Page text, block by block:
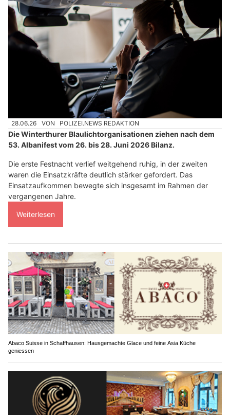
28.06.26 VON POLIZEI.NEWS REDAKTION
Die Winterthurer Blaulichtorganisationen ziehen nach dem
53. Albanifest vom 26. bis 28. Juni 2026 Bilanz.
Die erste Festnacht verlief weitgehend ruhig, in der zweiten
waren die Einsatzkräfte deutlich stärker gefordert. Das
Einsatzaufkommen bewegte sich insgesamt im Rahmen der
vergangenen Jahre.
Weiterlesen
Abaco Suisse in Schaffhausen: Hausgemachte Glace und feine Asia Küche
geniessen